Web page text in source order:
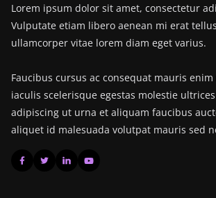
Lorem ipsum dolor sit amet, consectetur
Vulputate etiam libero aenean mi erat
ullamcorper vitae lorem diam eget varius.
Faucibus cursus ac consequat mauris
iaculis scelerisque egestas molestie
adipiscing ut urna et aliquam faucibus
aliquet id malesuada volutpat mauris sed